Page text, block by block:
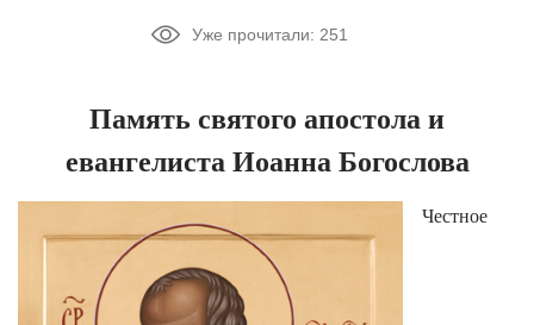
Уже прочитали: 251
Память святого апостола и
евангелиста Иоанна Богослова
Честное